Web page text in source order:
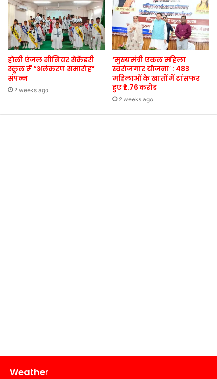
होली एंजल सीनियर सेकेंडरी
स्कूल में “अलंकरण समारोह”
संपन्न
2 weeks ago
‘मुख्यमंत्री एकल महिला
स्वरोजगार योजना’ : 488
महिलाओं के खातों में ट्रांसफर
हुए ₹2.76 करोड़
2 weeks ago
Weather